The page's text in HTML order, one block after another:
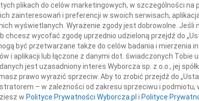
Szczecin
plikach do celów marketingowych, w szczególności na
zainteresowań i preferencji w swoich serwisach,
wyświetlanych. Wyrażenie zgody jest dobrowolne. Jeśli
chcesz wycofać zgodę uprzednio udzieloną przejdź do
być przetwarzane także do celów badania i mierzenia
i aplikacji lub łączone z danymi dot. świadczonych Tobie
jest uzasadniony interes Wyborcza sp. z o.o., jej
prawo wyrazić sprzeciw. Aby to zrobić przejdź do
– w zależności od zakresu sprzeciwu i podmiotu,
w Polityce Prywatności Wyborcza.pl i Polityce